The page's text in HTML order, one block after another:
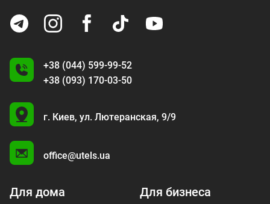
+38 (044) 599-99-52
+38 (093) 170-03-50
U
г. Киев, ул. Лютеранская, 9/9
office@utels.ua
Для дома Для бизнеса